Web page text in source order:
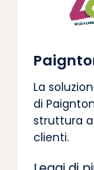
La
di
struttura a
clienti.